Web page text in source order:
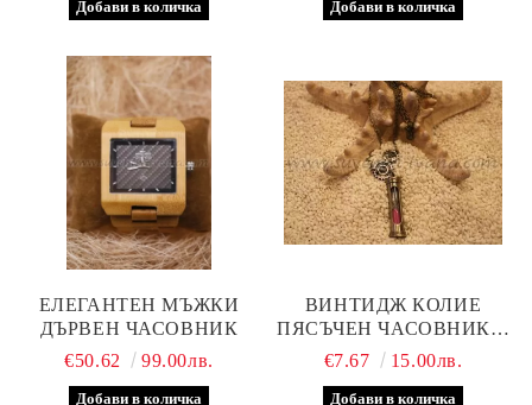
ЕЛЕГАНТЕН МЪЖКИ
ДЪРВЕН ЧАСОВНИК
€50.62
99.00лв.
ВИНТИДЖ КОЛИЕ
ПЯСЪЧЕН ЧАСОВНИК С
МЕТАЛНА ВЕРИЖКА
€7.67 15.00лв.